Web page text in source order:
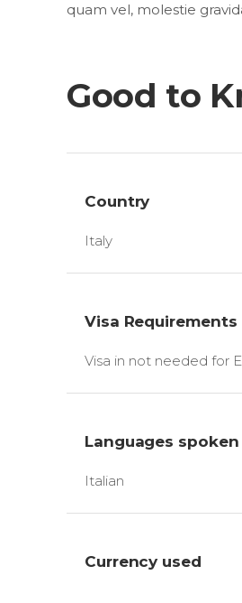
quam vel, molestie
Good to
Country
Italy
Visa Requirements
Visa in not needed for
Languages spoken
Italian
Currency used